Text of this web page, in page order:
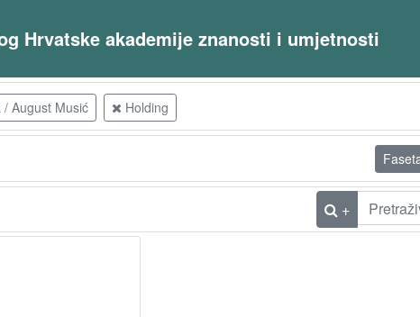
Hrvatske akademije znanosti i umjetnosti
August Musić Holding
+